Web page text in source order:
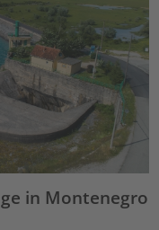
in Montenegro